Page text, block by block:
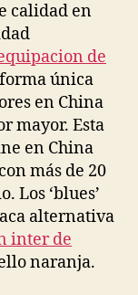
calidad en
de
única
en China
mayor. Esta
en China
más de 20
Los ‘blues’
alternativa
inter de
naranja.